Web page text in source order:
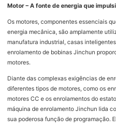
Motor – A fonte de energia que
Os motores, componentes essenciais
energia mecânica, são amplamente
manufatura industrial, casas
enrolamento de bobinas Jinchun
motores.
Diante das complexas exigências de
diferentes tipos de motores, como os
motores CC e os enrolamentos do
máquina de enrolamento Jinchun lida
sua poderosa função de programação.